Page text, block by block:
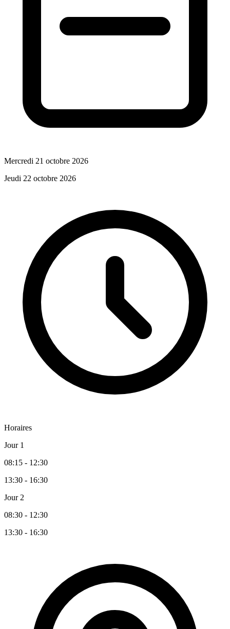
Mercredi 21 octobre 2026
Jeudi 22 octobre 2026
Horaires
Jour 1
08:15 - 12:30
13:30 - 16:30
Jour 2
08:30 - 12:30
13:30 - 16:30